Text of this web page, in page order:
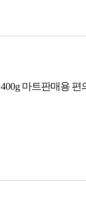
마트판매용 편